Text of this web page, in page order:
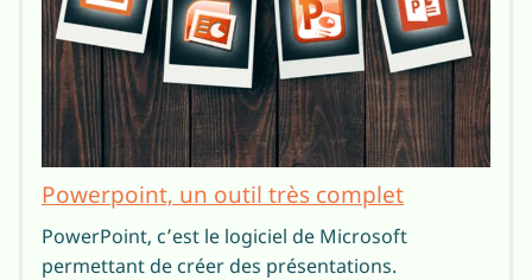
Powerpoint, un outil très complet
PowerPoint, c’est le logiciel de Microsoft
permettant de créer des présentations.